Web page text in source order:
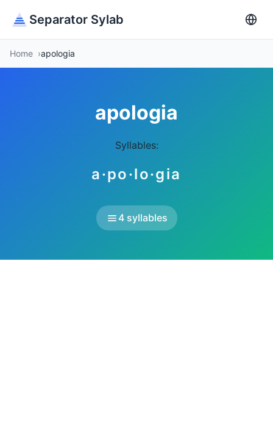
Separator Sylab
Home apologia
apologia
Syllables:
a·po·lo·gia
4 syllables